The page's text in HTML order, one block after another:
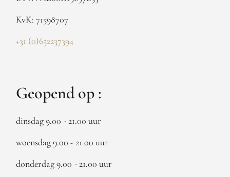
KvK: 71598707
+31 (0)652237394
Geopend op :
dinsdag 9.00 - 21.00 uur
woensdag 9.00 - 21.00 uur
donderdag 9.00 - 21.00 uur